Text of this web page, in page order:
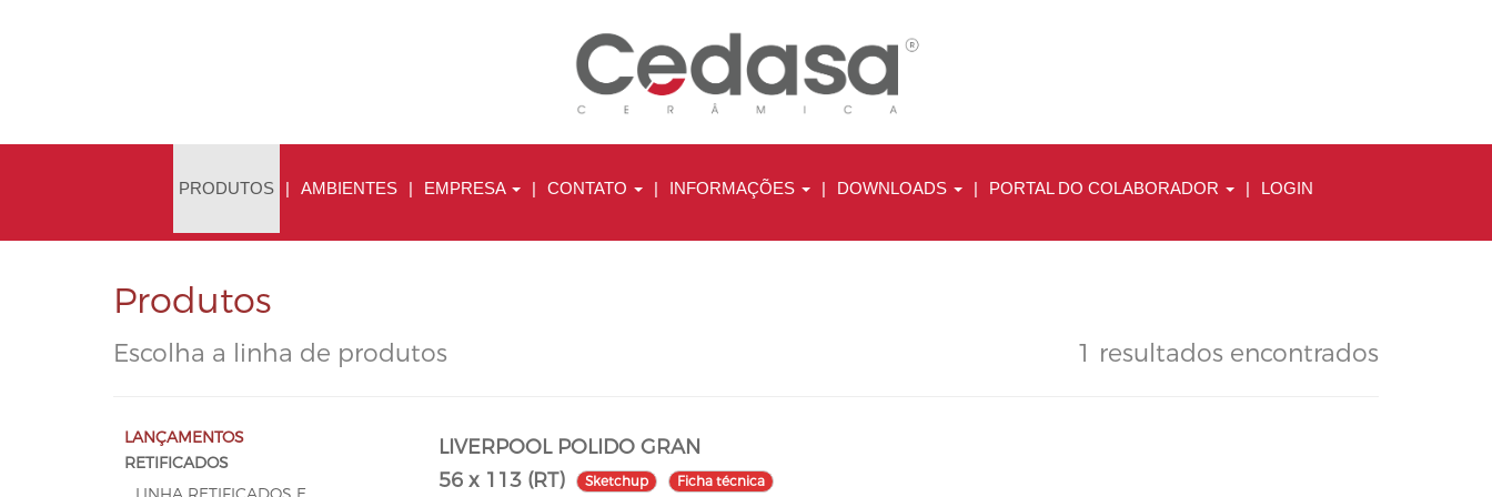
PRODUTOS | AMBIENTES | EMPRESA | CONTATO | INFORMAÇÕES | DOWNLOADS | PORTAL DO COLABORADOR | LOGIN
Produtos
Escolha a linha de produtos 1 resultados encontrados
LANÇAMENTOS
RETIFICADOS
LIVERPOOL POLIDO GRAN
56 x 113 (RT)
Sketchup Ficha técnica